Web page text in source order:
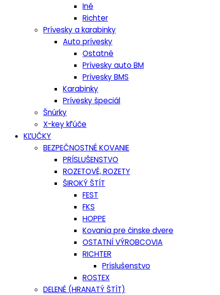
Iné
Richter
Prívesky a karabinky
Auto prívesky
Ostatné
Prívesky auto BM
Prívesky BMS
Karabinky
Prívesky špeciál
Šnúrky
X-key kľúče
KĽUČKY
BEZPEČNOSTNÉ KOVANIE
PRÍSLUŠENSTVO
ROZETOVÉ, ROZETY
ŠIROKÝ ŠTÍT
FEST
FKS
HOPPE
Kovania pre činske dvere
OSTATNÍ VÝROBCOVIA
RICHTER
Príslušenstvo
ROSTEX
DELENÉ (HRANATÝ ŠTÍT)